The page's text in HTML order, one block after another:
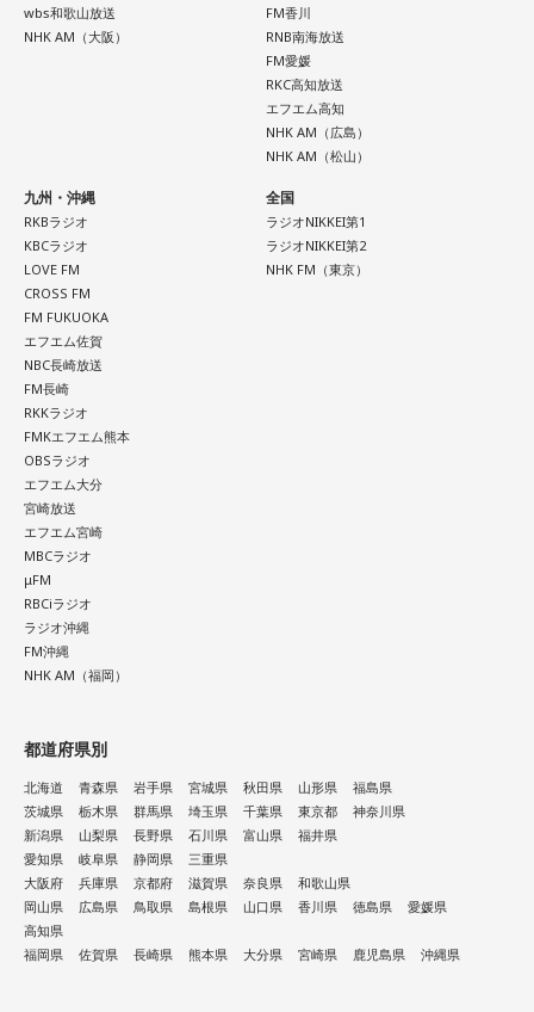
wbs和歌山放送
NHK AM（大阪）
FM香川
RNB南海放送
FM愛媛
RKC高知放送
エフエム高知
NHK AM（広島）
NHK AM（松山）
九州・沖縄
RKBラジオ
KBCラジオ
LOVE FM
CROSS FM
FM FUKUOKA
エフエム佐賀
NBC長崎放送
FM長崎
RKKラジオ
FMKエフエム熊本
OBSラジオ
エフエム大分
宮崎放送
エフエム宮崎
MBCラジオ
μFM
RBCiラジオ
ラジオ沖縄
FM沖縄
NHK AM（福岡）
全国
ラジオNIKKEI第1
ラジオNIKKEI第2
NHK FM（東京）
都道府県別
北海道 青森県 岩手県 宮城県 秋田県 山形県
福島県
茨城県
栃木県 群馬県 埼玉県 千葉県 東京都
神奈川県
新潟県
山梨県 長野県 石川県 富山県
福井県
愛知県
岐阜県 静岡県
三重県
大阪府
兵庫県 京都府 滋賀県 奈良県
和歌山県
岡山県
広島県 鳥取県 島根県 山口県 香川県 徳島県
愛媛県
高知県
福岡県
佐賀県 長崎県 熊本県 大分県 宮崎県 鹿児島県 沖縄県